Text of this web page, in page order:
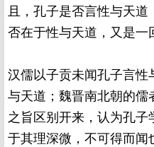
且，孔子是否言性与天
否在于性与天道，又是一
汉儒以子贡未闻孔子言性
与天道；魏晋南北朝的儒
之旨区别开来，认为孔子
于其理深微，不可得而闻